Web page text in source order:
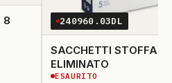
240960.03DL
SACCHETTI STOFFA
ELIMINATO
ESAURITO
ESAURITO